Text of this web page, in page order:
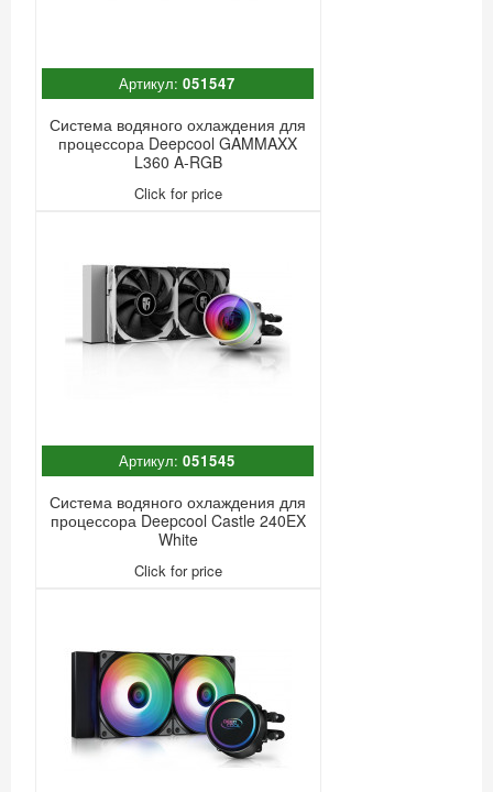
Артикул:051547
Система водяного охлаждения для
процессора Deepcool GAMMAXX
L360 A-RGB
Click for price
Артикул:051545
Система водяного охлаждения для
процессора Deepcool Castle 240EX
White
Click for price